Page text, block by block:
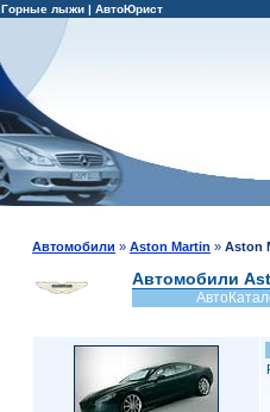
Горные лыжи | АвтоЮрист
Автомобили » Aston Martin » Aston
Автомобили